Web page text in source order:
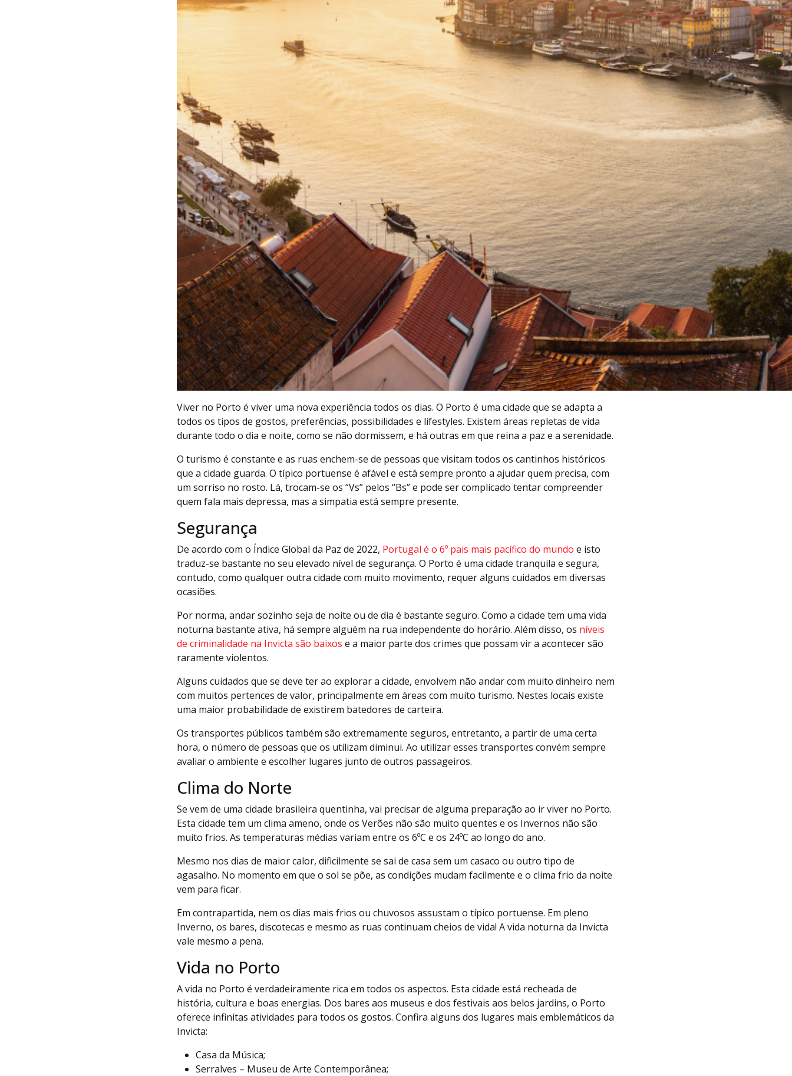
Viver no Porto é viver uma nova experiência todos os dias. O Porto é uma cidade que se adapta a
todos os tipos de gostos, preferências, possibilidades e lifestyles. Existem áreas repletas de vida
durante todo o dia e noite, como se não dormissem, e há outras em que reina a paz e a serenidade.
O turismo é constante e as ruas enchem-se de pessoas que visitam todos os cantinhos históricos
que a cidade guarda. O típico portuense é afável e está sempre pronto a ajudar quem precisa, com
um sorriso no rosto. Lá, trocam-se os “Vs” pelos “Bs” e pode ser complicado tentar compreender
quem fala mais depressa, mas a simpatia está sempre presente.
Segurança
De acordo com o Índice Global da Paz de 2022, Portugal é o 6º pais mais pacífico do mundo e isto
traduz-se bastante no seu elevado nível de segurança. O Porto é uma cidade tranquila e segura,
contudo, como qualquer outra cidade com muito movimento, requer alguns cuidados em diversas
ocasiões.
Por norma, andar sozinho seja de noite ou de dia é bastante seguro. Como a cidade tem uma vida
noturna bastante ativa, há sempre alguém na rua independente do horário. Além disso, os níveis
de criminalidade na Invicta são baixos e a maior parte dos crimes que possam vir a acontecer são
raramente violentos.
Alguns cuidados que se deve ter ao explorar a cidade, envolvem não andar com muito dinheiro nem
com muitos pertences de valor, principalmente em áreas com muito turismo. Nestes locais existe
uma maior probabilidade de existirem batedores de carteira.
Os transportes públicos também são extremamente seguros, entretanto, a partir de uma certa
hora, o número de pessoas que os utilizam diminui. Ao utilizar esses transportes convém sempre
avaliar o ambiente e escolher lugares junto de outros passageiros.
Clima do Norte
Se vem de uma cidade brasileira quentinha, vai precisar de alguma preparação ao ir viver no Porto.
Esta cidade tem um clima ameno, onde os Verões não são muito quentes e os Invernos não são
muito frios. As temperaturas médias variam entre os 6ºC e os 24ºC ao longo do ano.
Mesmo nos dias de maior calor, dificilmente se sai de casa sem um casaco ou outro tipo de
agasalho. No momento em que o sol se põe, as condições mudam facilmente e o clima frio da noite
vem para ficar.
Em contrapartida, nem os dias mais frios ou chuvosos assustam o típico portuense. Em pleno
Inverno, os bares, discotecas e mesmo as ruas continuam cheios de vida! A vida noturna da Invicta
vale mesmo a pena.
Vida no Porto
A vida no Porto é verdadeiramente rica em todos os aspectos. Esta cidade está recheada de
história, cultura e boas energias. Dos bares aos museus e dos festivais aos belos jardins, o Porto
oferece infinitas atividades para todos os gostos. Confira alguns dos lugares mais emblemáticos da
Invicta:
Casa da Música;
Serralves – Museu de Arte Contemporânea;